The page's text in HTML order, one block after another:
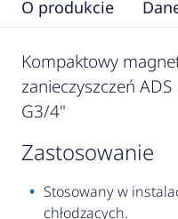
O produkcie
Kompaktowy
zanieczyszczeń
G3/4"
zastosowanie
Stosowany w
chłodzących.